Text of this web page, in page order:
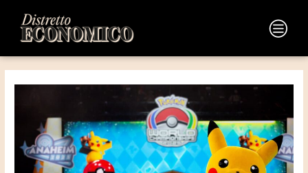
contenuto
Main
Menu
articoli